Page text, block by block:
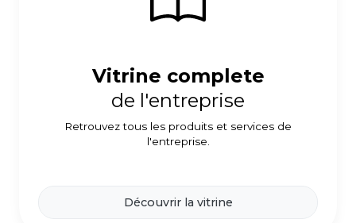
Vitrine complete
de l'entreprise
Retrouvez tous les produits et services de
l'entreprise.
Découvrir la vitrine